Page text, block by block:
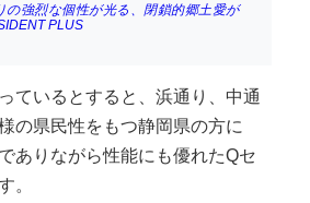
強烈な個性が光る、閉鎖的郷土愛が
PLUS
ているとすると、浜通り、中通
の県民性をもつ静岡県の方に
ありながら性能にも優れたQセ
。